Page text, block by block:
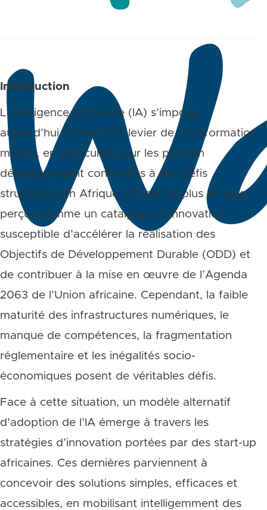
Introduction
L’Intelligence Artificielle (IA) s’impose
aujourd’hui en tant que levier de transformation
majeur, en particulier pour les pays en
développement confrontés à des défis
structurels. En Afrique, l’IA est de plus en plus
perçue comme un catalyseur d’innovation,
susceptible d’accélérer la réalisation des
Objectifs de Développement Durable (ODD) et
de contribuer à la mise en œuvre de l’Agenda
2063 de l’Union africaine. Cependant, la faible
maturité des infrastructures numériques, le
manque de compétences, la fragmentation
réglementaire et les inégalités socio-
économiques posent de véritables défis.
Face à cette situation, un modèle alternatif
d’adoption de l’IA émerge à travers les
stratégies d’innovation portées par des start-up
africaines. Ces dernières parviennent à
concevoir des solutions simples, efficaces et
accessibles, en mobilisant intelligemment des